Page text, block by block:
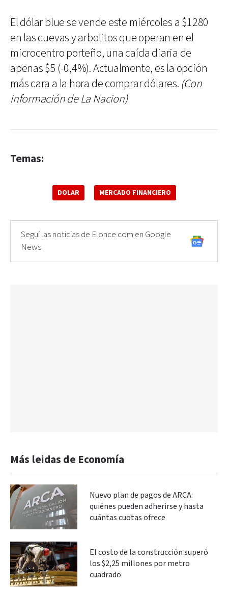
El dólar blue se vende este miércoles a $1280
en las cuevas y arbolitos que operan en el
microcentro porteño, una caída diaria de
apenas $5 (-0,4%). Actualmente, es la opción
más cara a la hora de comprar dólares. (Con
información de La Nacion)
Temas:
DOLAR MERCADO FINANCIERO
Seguí las noticias de Elonce.com en Google
News
Más leidas de Economía
Nuevo plan de pagos de ARCA:
quiénes pueden adherirse y hasta
cuántas cuotas ofrece
El costo de la construcción superó
los $2,25 millones por metro
cuadrado